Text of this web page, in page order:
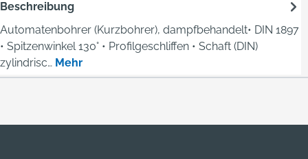
Beschreibung
Automatenbohrer (Kurzbohrer), dampfbehandelt• DIN 1897
• Spitzenwinkel 130° • Profilgeschliffen • Schaft (DIN)
zylindrisc… Mehr